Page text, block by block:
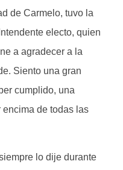
de Carmelo, tuvo la
electo, quien
a agradecer a la
Siento una gran
cumplido, una
de todas las
lo dije durante